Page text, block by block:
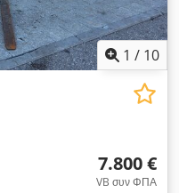
1 / 10
7.800 €
VB συν ΦΠΑ